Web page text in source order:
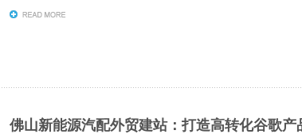
佛山新能源汽配外贸建站：打造高转化谷歌产